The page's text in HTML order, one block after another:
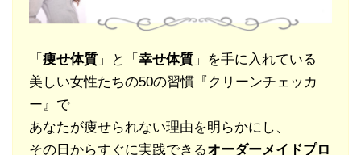
「 痩せ体質 」と「 幸せ体質 」を手に入れている
美しい女性たちの50の習慣『クリーンチェッカ
ー』で
あなたが痩せられない理由を明らかにし、
その日からすぐに実践できるオーダーメイドプロ